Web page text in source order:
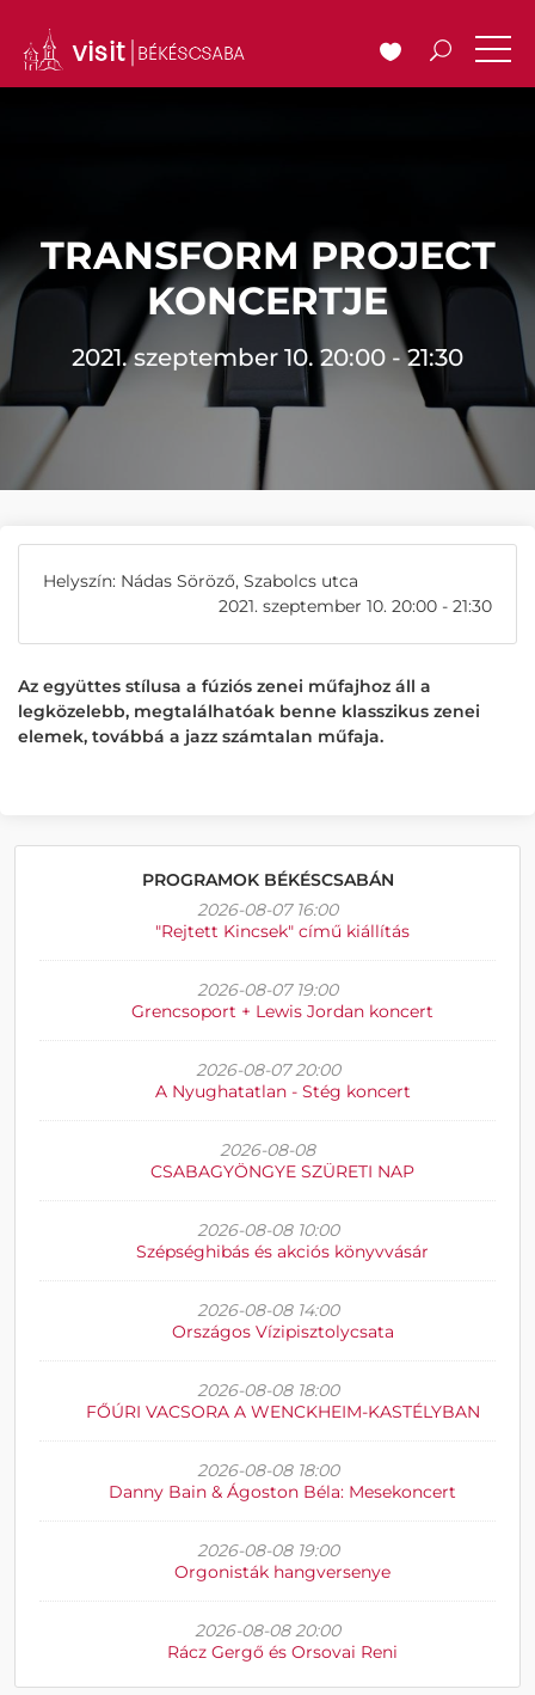
TRANSFORM PROJECT
KONCERTJE
2021. szeptember 10. 20:00 - 21:30
Helyszín: Nádas Söröző, Szabolcs utca
2021. szeptember 10. 20:00 - 21:30
Az együttes stílusa a fúziós zenei műfajhoz áll a
legközelebb, megtalálhatóak benne klasszikus zenei
elemek, továbbá a jazz számtalan műfaja.
PROGRAMOK BÉKÉSCSABÁN
2026-08-07 16:00
"Rejtett Kincsek" című kiállítás
2026-08-07 19:00
Grencsoport + Lewis Jordan koncert
2026-08-07 20:00
A Nyughatatlan - Stég koncert
2026-08-08
CSABAGYÖNGYE SZÜRETI NAP
2026-08-08 10:00
Szépséghibás és akciós könyvvásár
2026-08-08 14:00
Országos Vízipisztolycsata
2026-08-08 18:00
FŐÚRI VACSORA A WENCKHEIM-KASTÉLYBAN
2026-08-08 18:00
Danny Bain & Ágoston Béla: Mesekoncert
2026-08-08 19:00
Orgonisták hangversenye
2026-08-08 20:00
Rácz Gergő és Orsovai Reni